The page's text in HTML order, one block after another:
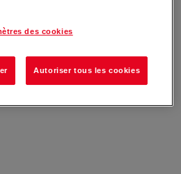
des cookies
Autoriser tous les cookies